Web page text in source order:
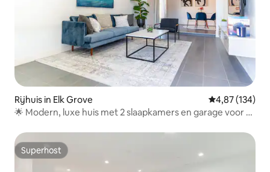
Rijhuis in Elk Grove Gemiddelde
4,87 (134)
🌟 Modern, luxe huis met 2 slaapkamers en garage voor 1
Superhost
Superhost